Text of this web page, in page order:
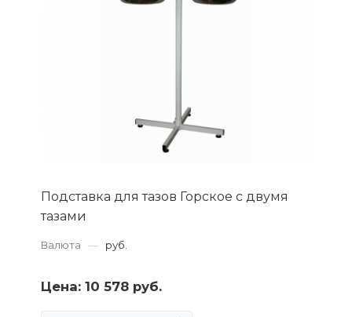
Подставка для тазов Горское с двумя
тазами
Валюта — руб.
Цена: 10 578 руб.